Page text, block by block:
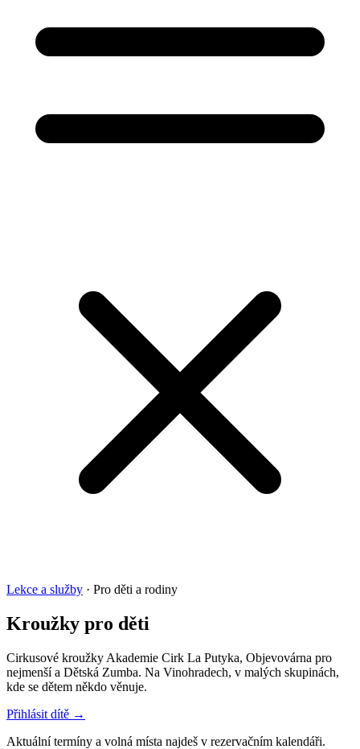
Lekce a služby · Pro děti a rodiny
Kroužky pro děti
Cirkusové kroužky Akademie Cirk La Putyka, Objevovárna pro
nejmenší a Dětská Zumba. Na Vinohradech, v malých skupinách,
kde se dětem někdo věnuje.
Přihlásit dítě →
Aktuální termíny a volná místa najdeš v rezervačním kalendáři.